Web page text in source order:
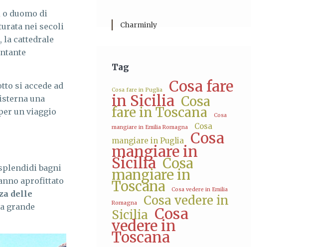
o duomo di
nei secoli
la cattedrale
si accede ad
una
un viaggio
bagni
aprofittato
delle
grande
Charminly
Tag
Cosa fare in Puglia Cosa fare
in Sicilia Cosa
fare in Toscana
Cosa
mangiare in Emilia Romagna
Cosa
mangiare in Puglia
Cosa
mangiare in
Sicilia Cosa
mangiare in
Toscana Cosa vedere in Emilia
Romagna
Cosa vedere in
Sicilia Cosa
vedere in
Toscana